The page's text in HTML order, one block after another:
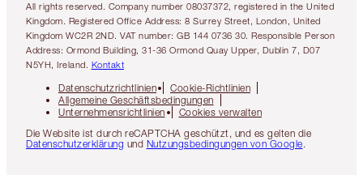
All rights reserved. Company number 08037372, registered in the United
Kingdom. Registered Office Address: 8 Surrey Street, London, United
Kingdom WC2R 2ND. VAT number: GB 144 0736 30. Responsible Person
Address: Ormond Building, 31-36 Ormond Quay Upper, Dublin 7, D07
N5YH, Ireland. Kontakt
Datenschutzrichtlinien
Cookie-Richtlinien
Allgemeine Geschäftsbedingungen
Unternehmensrichtlinien
Cookies verwalten
Die Website ist durch reCAPTCHA geschützt, und es gelten die
Datenschutzerklärung und Nutzungsbedingungen von Google.